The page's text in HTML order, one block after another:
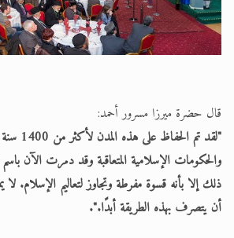
قال حضرة ميرزا مسرور أحمد:
"لقد تم
والحكومات الإسلامية المتعاقبة وقد دمرت الآن
ذلك إلا بأنه قسوة مفرطة وتجاوز لتعاليم الإسلام.
أن يتصرف بهذه الطريقة أبدًا.".